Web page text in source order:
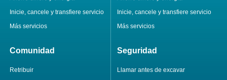
Inicie, cancele y transfiere servicio
Más servicios
Inicie, cancele y transfiere servicio
Más servicios
Comunidad
Retribuir
Seguridad
Llamar antes de excavar